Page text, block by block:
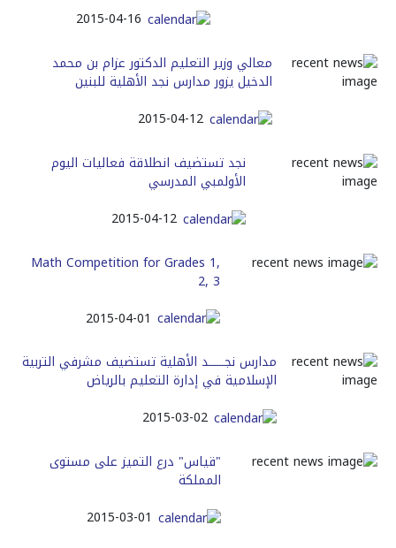
2015-04-16
معالي وزير التعليم الدكتور عزام بن محمد
الدخيل يزور مدارس نجد الأهلية للبنين
2015-04-12
نجد تستضيف انطلاقة فعاليات اليوم
الأولمبي المدرسي
2015-04-12
Math Competition for Grades 1,
2, 3
2015-04-01
مدارس نجــــــد الأهلية تستضيف مشرفي التربية
الإسلامية في إدارة التعليم بالرياض
2015-03-02
"قياس" درع التميز على مستوى
المملكة
2015-03-01